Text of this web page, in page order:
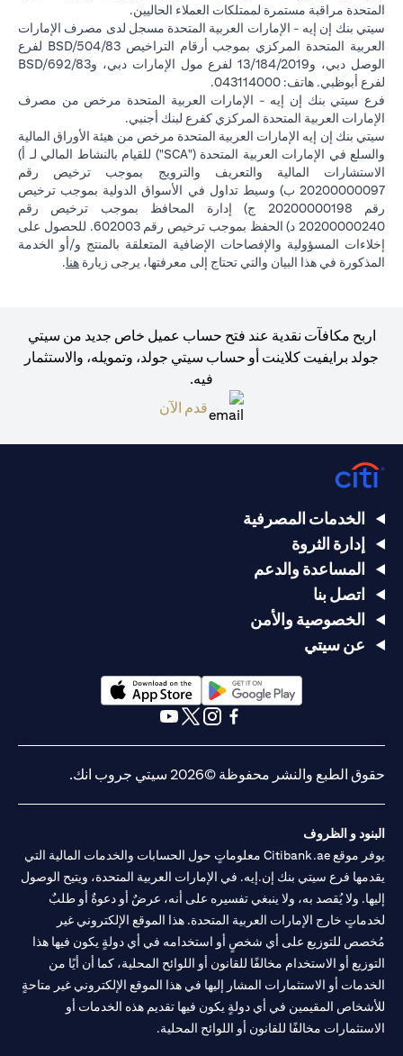
المتحدة مراقبة مستمرة لممتلكات العملاء الحاليين.
سيتي بنك إن إيه - الإمارات العربية المتحدة مسجل لدى مصرف الإمارات
العربية المتحدة المركزي بموجب أرقام التراخيص BSD/504/83 لفرع
الوصل دبي، و13/184/2019 لفرع مول الإمارات دبي، وBSD/692/83
لفرع أبوظبي. هاتف: 043114000.
فرع سيتي بنك إن إيه - الإمارات العربية المتحدة مرخص من مصرف
الإمارات العربية المتحدة المركزي كفرع لبنك أجنبي.
سيتي بنك إن إيه الإمارات العربية المتحدة مرخص من هيئة الأوراق المالية
والسلع في الإمارات العربية المتحدة ("SCA") للقيام بالنشاط المالي لـ أ)
الاستشارات المالية والتعريف والترويج بموجب ترخيص رقم
20200000097 ب) وسيط تداول في الأسواق الدولية بموجب ترخيص
رقم 20200000198 ج) إدارة المحافظ بموجب ترخيص رقم
20200000240 د) الحفظ بموجب ترخيص رقم 602003. للحصول على
إخلاءات المسؤولية والإفصاحات الإضافية المتعلقة بالمنتج و/أو الخدمة
المذكورة في هذا البيان والتي تحتاج إلى معرفتها، يرجى زيارة هنا.
اربح مكافآت نقدية عند فتح حساب عميل خاص جديد من سيتي
جولد برايفيت كلاينت أو حساب سيتي جولد، وتمويله، والاستثمار
فيه.
قدم الآن
الخدمات المصرفية
إدارة الثروة
المساعدة والدعم
اتصل بنا
الخصوصية والأمن
عن سيتي
opens in a new tab
opens in a new tab
حقوق الطبع والنشر محفوظة ©2026 سيتي جروب انك.
البنود و الظروف
يوفر موقع Citibank.ae معلوماتٍ حول الحسابات والخدمات المالية التي
يقدمها فرع سيتي بنك إن.إيه. في الإمارات العربية المتحدة، ويتيح الوصول
إليها. ولا يُقصد به، ولا ينبغي تفسيره على أنه، عرضٌ أو دعوةٌ أو طلبٌ
لخدماتٍ خارج الإمارات العربية المتحدة. هذا الموقع الإلكتروني غير
مُخصص للتوزيع على أي شخصٍ أو استخدامه في أي دولةٍ يكون فيها هذا
التوزيع أو الاستخدام مخالفًا للقانون أو اللوائح المحلية، كما أن أيًا من
الخدمات أو الاستثمارات المشار إليها في هذا الموقع الإلكتروني غير متاحةٍ
للأشخاص المقيمين في أي دولةٍ يكون فيها تقديم هذه الخدمات أو
الاستثمارات مخالفًا للقانون أو اللوائح المحلية.